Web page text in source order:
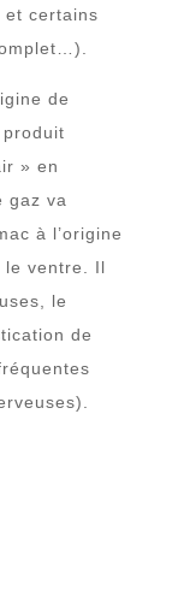
certains
de
» en
gaz va
à l’origine
le ventre. Il
le
de